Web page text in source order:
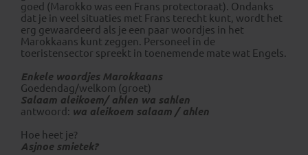
goed (Marokko was een Frans protectoraat). Ondanks
dat je in veel situaties met Frans terecht kunt, wordt het
erg gewaardeerd als je een paar woordjes in het
Marokkaans kunt zeggen. Personeel in de
toeristensector spreekt in toenemende mate wat Engels.
Enkele woordjes Marokkaans
Goedendag/welkom (groet)
Salaam aleikoem/ ahlen wa sahlen
antwoord: wa aleikoem salaam / ahlen
Hoe heet je?
Asjnoe smietek?